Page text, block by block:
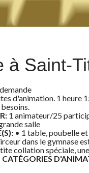
à Saint-
d'animation. 1 heure
1 animateur/25
salle
• 1 table, poubelle
dans le gymnase
collation spéciale,
CATÉGORIES